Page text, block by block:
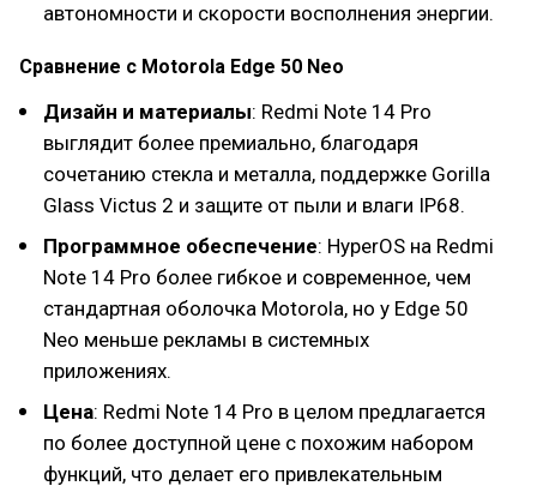
автономности и скорости восполнения энергии.
Сравнение с Motorola Edge 50 Neo
Дизайн и материалы: Redmi Note 14 Pro
выглядит более премиально, благодаря
сочетанию стекла и металла, поддержке Gorilla
Glass Victus 2 и защите от пыли и влаги IP68.
Программное обеспечение: HyperOS на Redmi
Note 14 Pro более гибкое и современное, чем
стандартная оболочка Motorola, но у Edge 50
Neo меньше рекламы в системных
приложениях.
Цена: Redmi Note 14 Pro в целом предлагается
по более доступной цене с похожим набором
функций, что делает его привлекательным